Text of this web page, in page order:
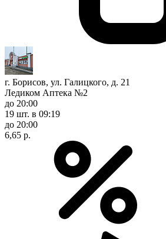
г. Борисов, ул. Галицкого, д. 21
Ледиком Аптека №2
до 20:00
19 шт. в 09:19
до 20:00
6,65 р.